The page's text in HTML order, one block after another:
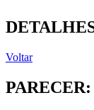
Voltar
PARECER: